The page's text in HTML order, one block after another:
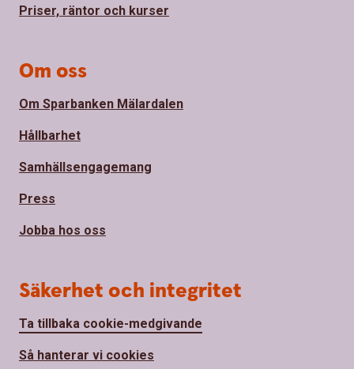
Priser, räntor och kurser
Om oss
Om Sparbanken Mälardalen
Hållbarhet
Samhällsengagemang
Press
Jobba hos oss
Säkerhet och integritet
Ta tillbaka cookie-medgivande
Så hanterar vi cookies